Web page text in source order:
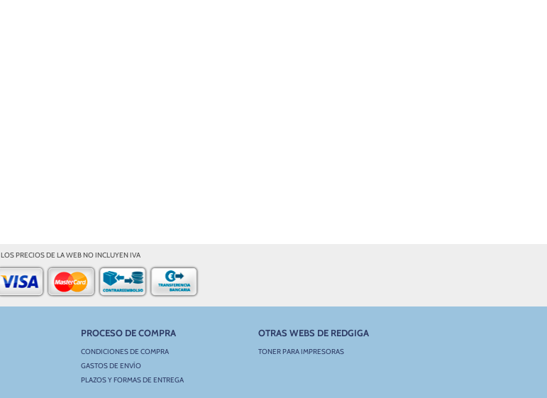
LOS PRECIOS DE LA WEB NO INCLUYEN IVA
PROCESO DE COMPRA
CONDICIONES DE COMPRA
GASTOS DE ENVÍO
PLAZOS Y FORMAS DE ENTREGA
OTRAS WEBS DE REDGIGA
TONER PARA IMPRESORAS